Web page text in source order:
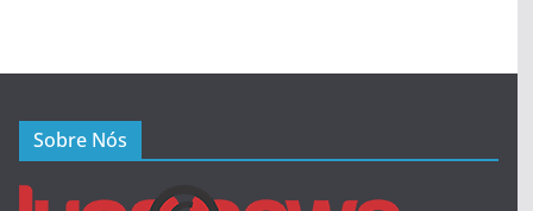
Sobre Nós